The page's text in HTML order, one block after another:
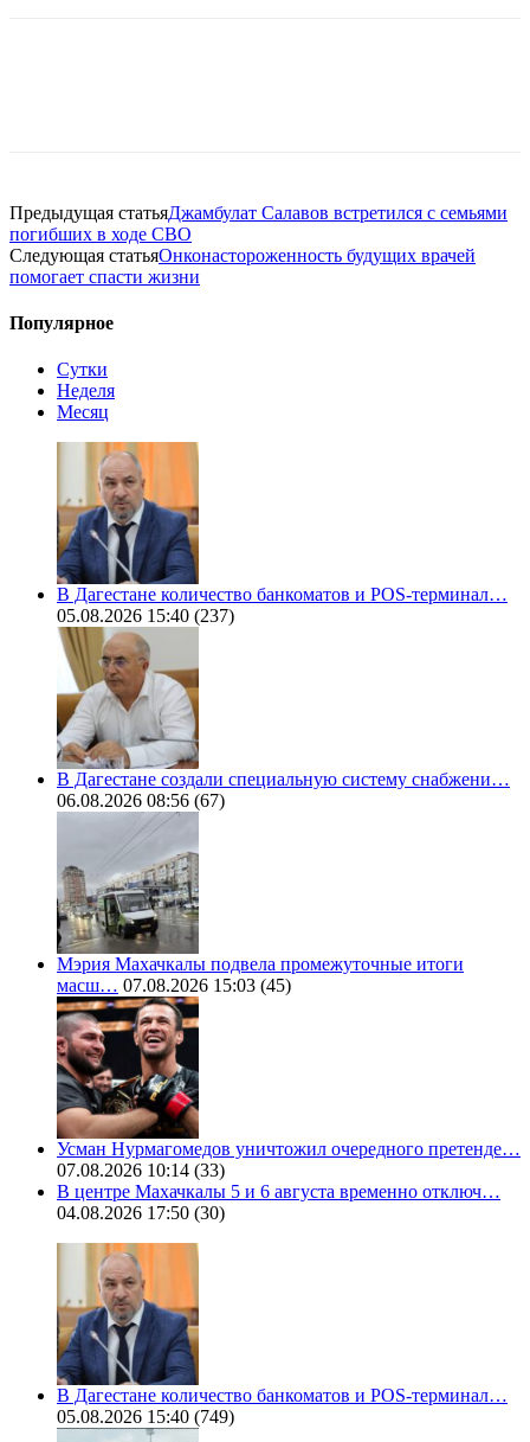
Предыдущая статьяДжамбулат Салавов встретился с семьями
погибших в ходе СВО
Следующая статьяОнконастороженность будущих врачей
помогает спасти жизни
Популярное
Сутки
Неделя
Месяц
В Дагестане количество банкоматов и POS-терминал…
05.08.2026 15:40 (237)
В Дагестане создали специальную систему снабжени…
06.08.2026 08:56 (67)
Мэрия Махачкалы подвела промежуточные итоги
масш… 07.08.2026 15:03 (45)
Усман Нурмагомедов уничтожил очередного претенде…
07.08.2026 10:14 (33)
В центре Махачкалы 5 и 6 августа временно отключ…
04.08.2026 17:50 (30)
В Дагестане количество банкоматов и POS-терминал…
05.08.2026 15:40 (749)